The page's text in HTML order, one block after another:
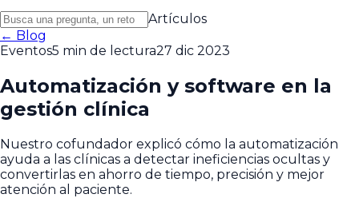
Artículos
← Blog
Eventos5 min de lectura27 dic 2023
Automatización y software en la
gestión clínica
Nuestro cofundador explicó cómo la automatización
ayuda a las clínicas a detectar ineficiencias ocultas y
convertirlas en ahorro de tiempo, precisión y mejor
atención al paciente.